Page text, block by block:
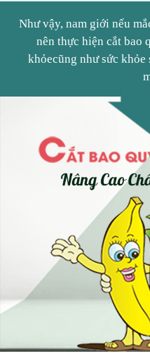
Như vậy, nam giới nếu
nên thực hiện cắt bao
khỏecũng như sức khỏe